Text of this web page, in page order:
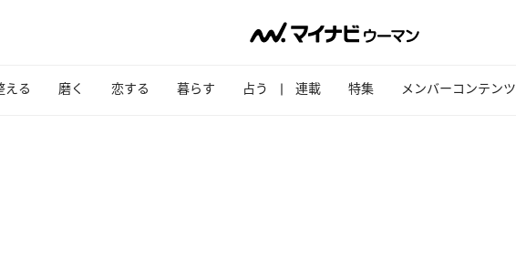
える 磨く 恋する 暮らす 占う 連載 特集 メンバーコンテンツ